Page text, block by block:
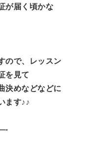
が届く頃かな
ので、レッスン
を見て
決めなどなどに
ます♪♪